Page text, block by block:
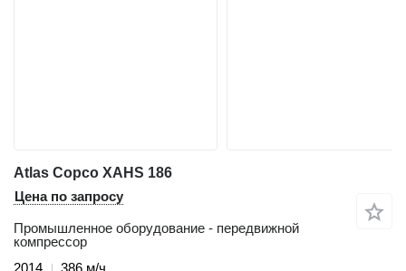
Atlas Copco XAHS 186
Цена по запросу
Промышленное оборудование - передвижной
компрессор
2014
386 м/ч